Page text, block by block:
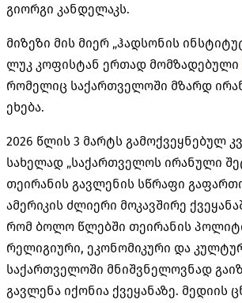
გიორგი კანდელაკს.
მიზეზი მის მიერ „ჰადსონის
ლუკ კოფისტან ერთად მომზადებული
რომელიც საქართველოში მზარდ
ეხება.
2026 წლის 3 მარტს გამოქვეყნებულ
სახელად „საქართველოს ირანული
თეირანის გავლენის სწრაფი
ამერიკის ძლიერი მოკავშირე
რომ ბოლო წლებში თეირანის
რელიგიური, ეკონომიკური და
საქართველოში მნიშვნელოვნად
გავლენა იქონია ქვეყანაზე. მედიის